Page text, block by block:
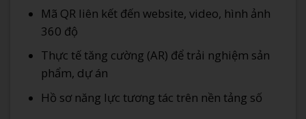
Mã QR liên kết đến website, video, hình ảnh
360 độ
Thực tế tăng cường (AR) để trải nghiệm sản
phẩm, dự án
Hồ sơ năng lực tương tác trên nền tảng số